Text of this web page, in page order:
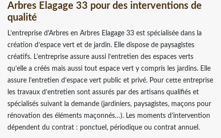
Arbres Elagage 33 pour des interventions de
qualité
L’entreprise d'Arbres en Arbres Elagage 33 est spécialisée dans la
création d’espace vert et de jardin. Elle dispose de paysagistes
créatifs. L’entreprise assure aussi l’entretien des espaces verts
qu’elle a créés mais aussi tout espace vert y compris les jardins. Elle
assure l’entretien d’espace vert public et privé. Pour cette entreprise
les travaux d’entretien sont assurés par des artisans qualifiés et
spécialisés suivant la demande (jardiniers, paysagistes, maçons pour
rénovation des éléments maçonnés…). Les moments d’intervention
dépendent du contrat : ponctuel, périodique ou contrat annuel.